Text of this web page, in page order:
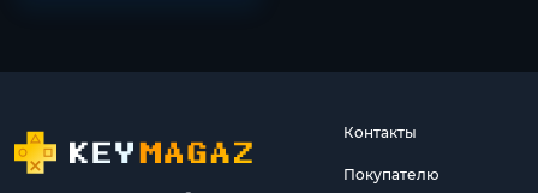
Контакты
Покупателю